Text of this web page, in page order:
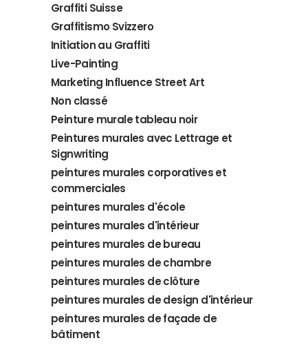
Graffiti Suisse
Graffitismo Svizzero
Initiation au Graffiti
Live-Painting
Marketing Influence Street Art
Non classé
Peinture murale tableau noir
Peintures murales avec Lettrage et
Signwriting
peintures murales corporatives et
commerciales
peintures murales d'école
peintures murales d'intérieur
peintures murales de bureau
peintures murales de chambre
peintures murales de clôture
peintures murales de design d'intérieur
peintures murales de façade de
bâtiment